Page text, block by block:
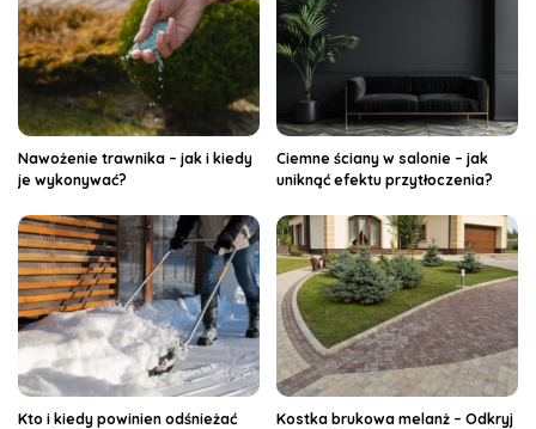
Nawożenie trawnika – jak i kiedy
je wykonywać?
Ciemne ściany w salonie – jak
uniknąć efektu przytłoczenia?
Kto i kiedy powinien odśnieżać
Kostka brukowa melanż – Odkryj